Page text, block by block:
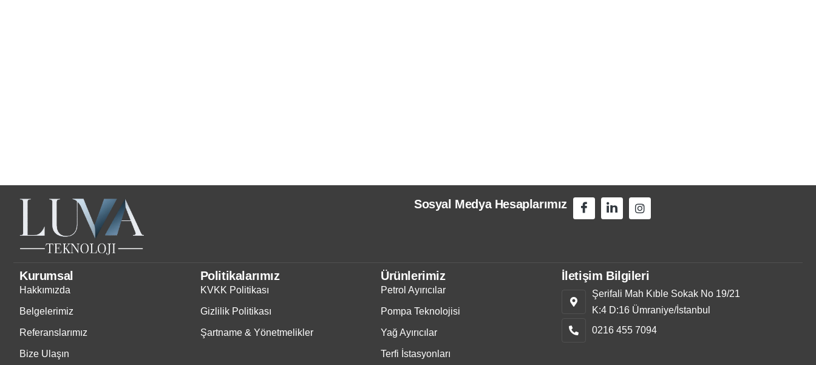
Sosyal Medya Hesaplarımız
Kurumsal
Hakkımızda
Belgelerimiz
Referanslarımız
Bize Ulaşın
Politikalarımız
KVKK Politikası
Gizlilik Politikası
Şartname & Yönetmelikler
Ürünlerimiz
Petrol Ayırıcılar
Pompa Teknolojisi
Yağ Ayırıcılar
Terfi İstasyonları
İletişim Bilgileri
Şerifali Mah Kıble Sokak No 19/21
K:4 D:16 Ümraniye/İstanbul
0216 455 7094